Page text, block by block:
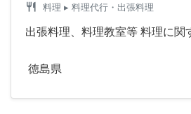
restaurant 料理 ▸ 料理代行・出張料理
出張料理、料理教室等 料理に関
徳島県